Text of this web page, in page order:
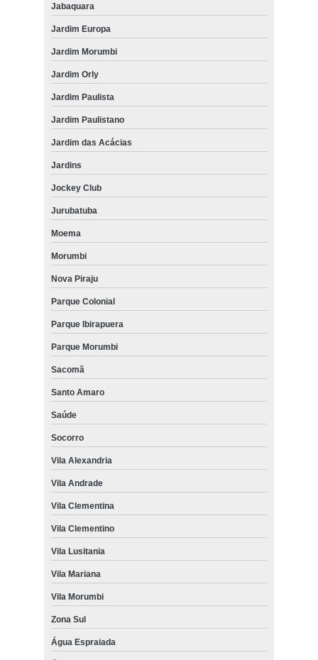
Jabaquara
Jardim Europa
Jardim Morumbi
Jardim Orly
Jardim Paulista
Jardim Paulistano
Jardim das Acácias
Jardins
Jockey Club
Jurubatuba
Moema
Morumbi
Nova Piraju
Parque Colonial
Parque Ibirapuera
Parque Morumbi
Sacomã
Santo Amaro
Saúde
Socorro
Vila Alexandria
Vila Andrade
Vila Clementina
Vila Clementino
Vila Lusitania
Vila Mariana
Vila Morumbi
Zona Sul
Água Espraiada